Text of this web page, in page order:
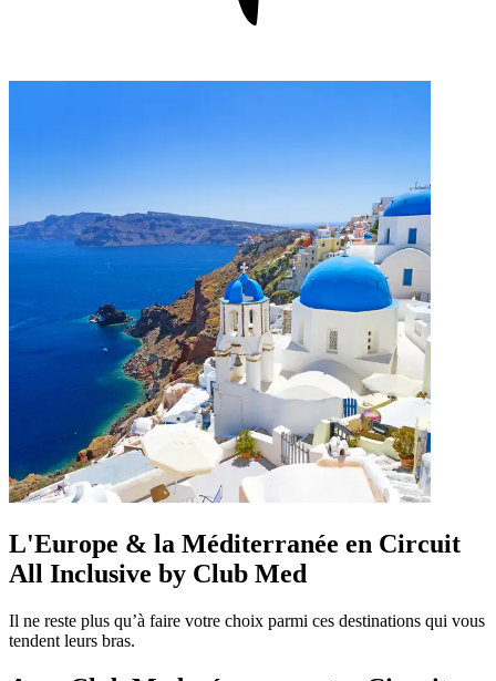
L'Europe & la Méditerranée en Circuit
All Inclusive by Club Med
Il ne reste plus qu’à faire votre choix parmi ces destinations qui vous
tendent leurs bras.